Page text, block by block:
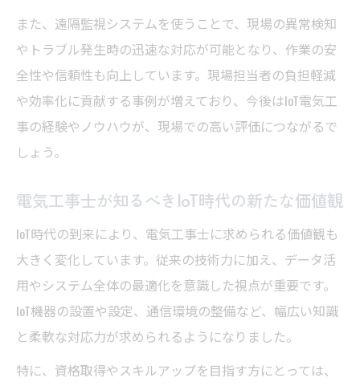
IoT普及が進まない理由と電気工事士の対応
策
電気工事でIoT導入時に注意したいリスク管
理
IoT時代に強い電気工事士を目指すキャリア
戦略
電気工事士の資格取得がIoT分野で生かせる
理由
IoT工事経験がキャリアアップに与える影響
とは
電気工事士が身につけたいIoT関連スキルと
また、遠隔監視システムを使うことで、現場の異常検知
やトラブル発生時の迅速な対応が可能となり、作業の安
全性や信頼性も向上しています。現場担当者の負担軽減
や効率化に貢献する事例が増えており、今後はIoT電気工
事の経験やノウハウが、現場での高い評価につながるで
しょう。
電気工事士が知るべきIoT時代の新たな価値観
IoT時代の到来により、電気工事士に求められる価値観も
大きく変化しています。従来の技術力に加え、データ活
用やシステム全体の最適化を意識した視点が重要です。
IoT機器の設置や設定、通信環境の整備など、幅広い知識
と柔軟な対応力が求められるようになりました。
特に、資格取得やスキルアップを目指す方にとっては、